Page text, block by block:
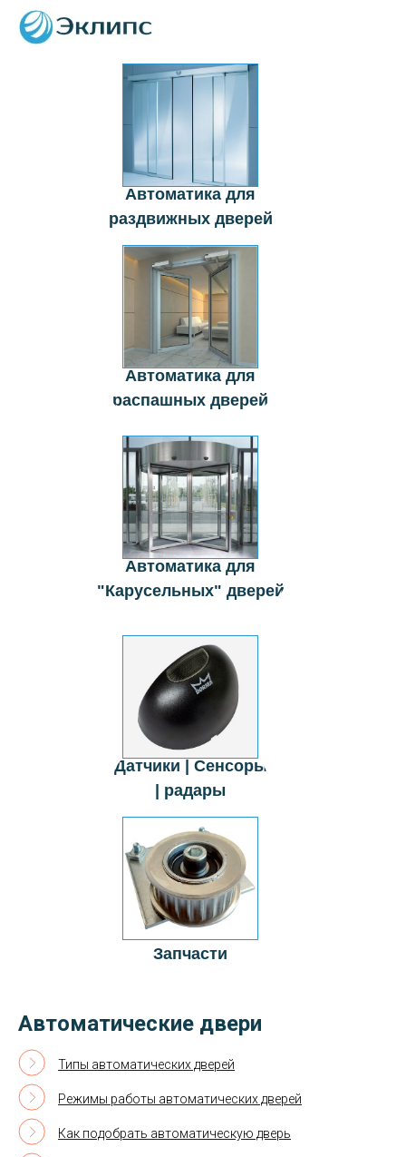
Автоматика для
раздвижных дверей
Автоматика для
распашных дверей
Автоматика для
"Карусельных" дверей
Датчики | Сенсоры
| радары
Запчасти
Автоматические двери
Типы автоматических дверей
Режимы работы автоматических дверей
Как подобрать автоматическую дверь